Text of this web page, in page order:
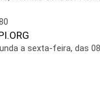
a sexta-feira, das